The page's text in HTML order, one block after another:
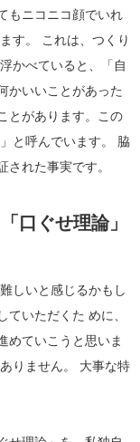
もニコニコ顔でいれ
す。 これは、つくり
かべていると、「自
かいいことがあった
とがあります。この
と呼んでいます。 脇
れた事実です。
口ぐせ理論」
しいと感じるかもし
いただくた めに、
めていこうと思いま
りません。 大事な特